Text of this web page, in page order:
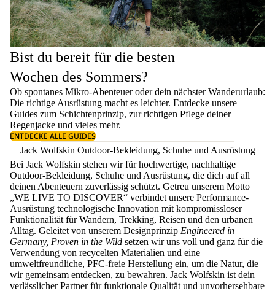
Bist du bereit für die besten
Wochen des Sommers?
Ob spontanes Mikro-Abenteuer oder dein nächster Wanderurlaub:
Die richtige Ausrüstung macht es leichter. Entdecke unsere
Guides zum Schichtenprinzip, zur richtigen Pflege deiner
Regenjacke und vieles mehr.
ENTDECKE ALLE GUIDES
Jack Wolfskin Outdoor-Bekleidung, Schuhe und Ausrüstung
Bei Jack Wolfskin stehen wir für hochwertige, nachhaltige
Outdoor-Bekleidung, Schuhe und Ausrüstung, die dich auf all
deinen Abenteuern zuverlässig schützt. Getreu unserem Motto
„WE LIVE TO DISCOVER“ verbindet unsere Performance-
Ausrüstung technologische Innovation mit kompromissloser
Funktionalität für Wandern, Trekking, Reisen und den urbanen
Alltag. Geleitet von unserem Designprinzip Engineered in
Germany, Proven in the Wild setzen wir uns voll und ganz für die
Verwendung von recycelten Materialien und eine
umweltfreundliche, PFC-freie Herstellung ein, um die Natur, die
wir gemeinsam entdecken, zu bewahren. Jack Wolfskin ist dein
verlässlicher Partner für funktionale Qualität und unvorhersehbare